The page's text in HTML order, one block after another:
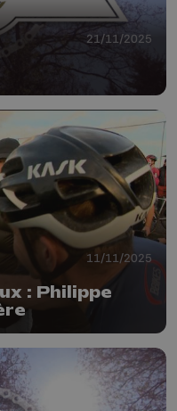
21/11/2025
11/11/2025
: Philippe